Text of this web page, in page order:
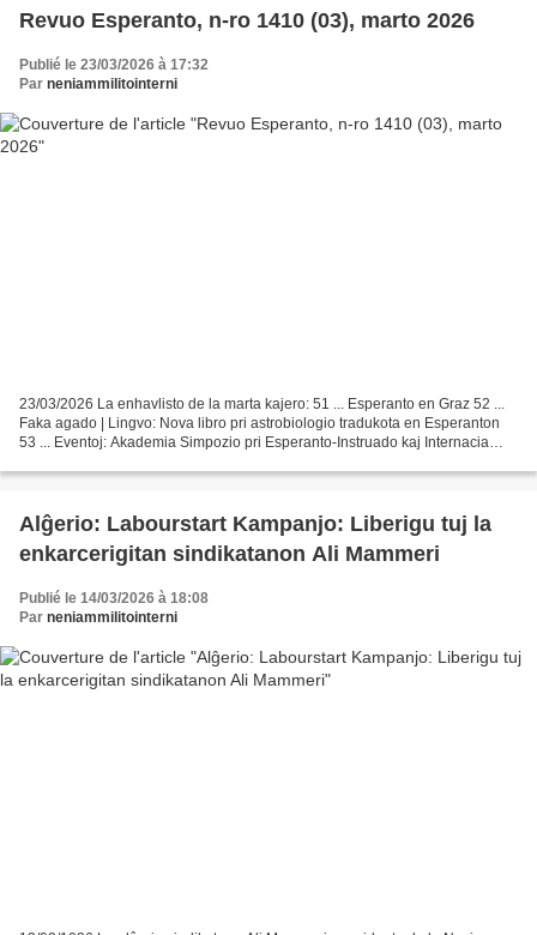
Revuo Esperanto, n-ro 1410 (03), marto 2026
Publié le 23/03/2026 à 17:32
Par neniammilitointerni
23/03/2026 La enhavlisto de la marta kajero: 51 ... Esperanto en Graz 52 ...
Faka agado | Lingvo: Nova libro pri astrobiologio tradukota en Esperanton
53 ... Eventoj: Akademia Simpozio pri Esperanto-Instruado kaj Internacia
Alĝerio: Labourstart Kampanjo: Liberigu tuj la
enkarcerigitan sindikatanon Ali Mammeri
Publié le 14/03/2026 à 18:08
Par neniammilitointerni